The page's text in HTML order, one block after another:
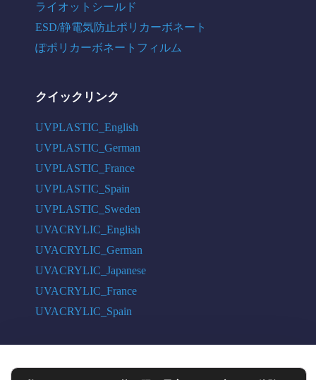
ライオットシールド
ESD/静電気防止ポリカーボネート
ぽポリカーボネートフィルム
クイックリンク
UVPLASTIC_English
UVPLASTIC_German
UVPLASTIC_France
UVPLASTIC_Spain
UVPLASTIC_Sweden
UVACRYLIC_English
UVACRYLIC_German
UVACRYLIC_Japanese
UVACRYLIC_France
UVACRYLIC_Spain